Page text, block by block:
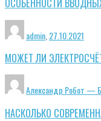
admin 27.10.2021
МОЖЕТ ЛИ
Александр Робот —
НАСКОЛЬКО